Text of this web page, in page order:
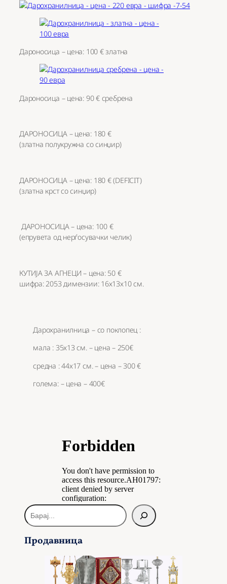
Дароносица – цена: 100 € златна
Дароносица – цена: 90 € сребрена
ДАРОНОСИЦА – цена: 180 €
(златна полукружна со синџир)
ДАРОНОСИЦА – цена: 180 € (DEFICIT)
(златна крст со синџир)
ДАРОНОСИЦА – цена: 100 €
(епрувета од нерѓосувачки челик)
КУТИЈА ЗА АГНЕЦИ – цена: 50 €
шифра: 2053 димензии: 16х13х10 см.
Дарохранилница – со поклопец :
мала : 35х13 см. – цена – 250€
средна : 44х17 см. – цена – 300 €
голема: – цена – 400€
Б
а
а
Продавница